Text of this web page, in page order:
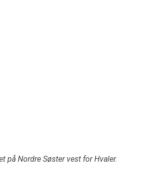
på Nordre Søster vest for Hvaler.